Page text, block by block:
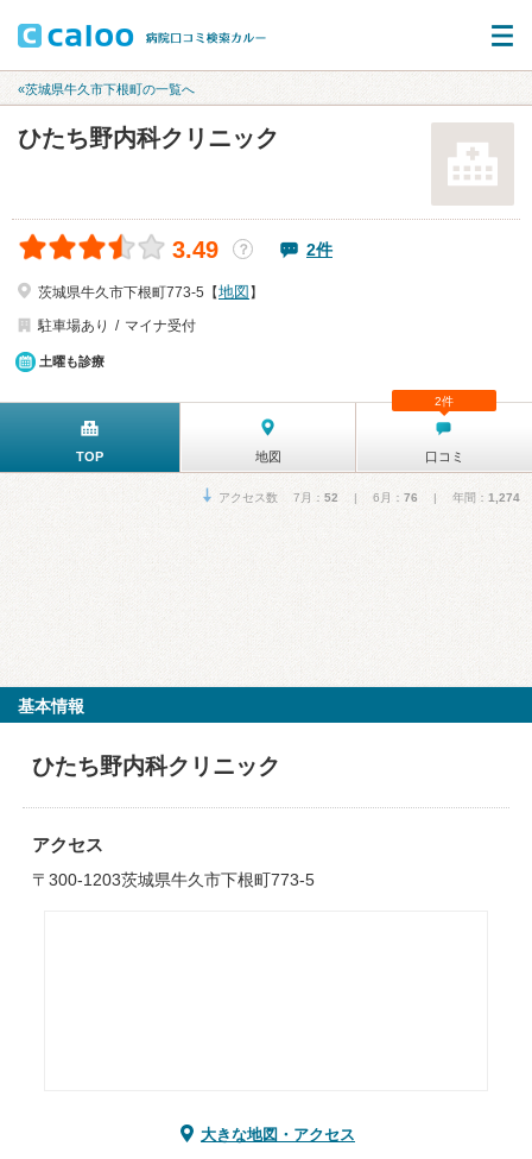
«茨城県牛久市下根町の一覧へ
ひたち野内科クリニック
3.49 ？ 2件
茨城県牛久市下根町773-5【地図 】
駐車場あり
マイナ受付
土曜も診療
TOP 地図 口コミ
2件
アクセス数 7月： 52 | 6月： 76 | 年間： 1,274
基本情報
ひたち野内科クリニック
アクセス
〒300-1203茨城県牛久市下根町773-5
大きな地図・アクセス